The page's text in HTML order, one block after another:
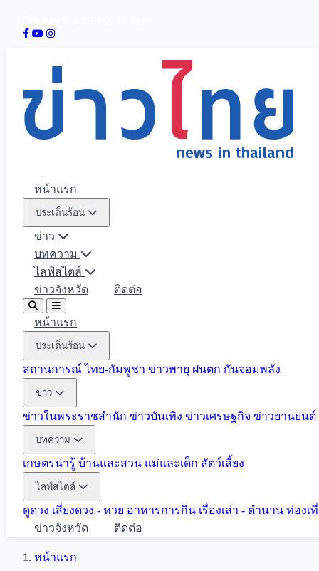
หน้าแรก
ประเด็นร้อน
ข่าว
บทความ
ไลฟ์สไตล์
ข่าวจังหวัด
ติดต่อ
หน้าแรก
ประเด็นร้อน
สถานการณ์ ไทย-กัมพูชา ข่าวพายุ ฝนตก กันจอมพลัง
ข่าว
ข่าวในพระราชสำนัก ข่าวบันเทิง ข่าวเศรษฐกิจ ข่าวยานยนต์
บทความ
เกษตรน่ารู้ บ้านและสวน แม่และเด็ก สัตว์เลี้ยง
ไลฟ์สไตล์
ดูดวง เสี่ยงดวง - หวย อาหารการกิน เรื่องเล่า - ตำนาน ท่องเ
ข่าวจังหวัด
ติดต่อ
หน้าแรก